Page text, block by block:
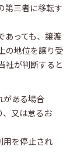
第三者に移転す
あっても、譲渡
の地位を譲り受
社が判断すると
がある場合
、又は怠るお
用を停止され